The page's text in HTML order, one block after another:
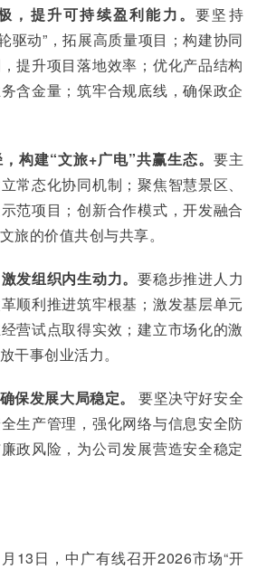
，提升可持续盈利能力。 要坚持
驱动”，拓展高质量项目；构建协同
提升项目落地效率；优化产品结构
含金量；筑牢合规底线，确保政企
构建“文旅+广电”共赢生态。 要主
常态化协同机制；聚焦智慧景区、
范项目；创新合作模式，开发融合
旅的价值共创与共享。
发组织内生动力。要稳步推进人力
顺利推进筑牢根基；激发基层单元
营试点取得实效；建立市场化的激
干事创业活力。
保发展大局稳定。
要坚决守好安全
生产管理，强化网络与信息安全防
政风险，为公司发展营造安全稳定
13日，中广有线召开2026市场“开